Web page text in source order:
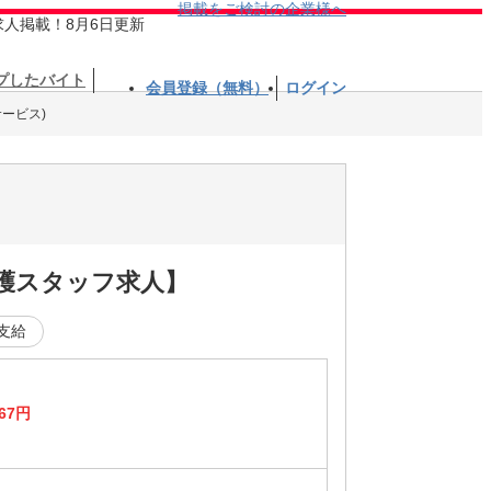
人掲載！8月6日更新
掲載をご検討の企業様へ
したバイト 会員登録（無料） ログイン
ビス)
タッフ求人】
給
円